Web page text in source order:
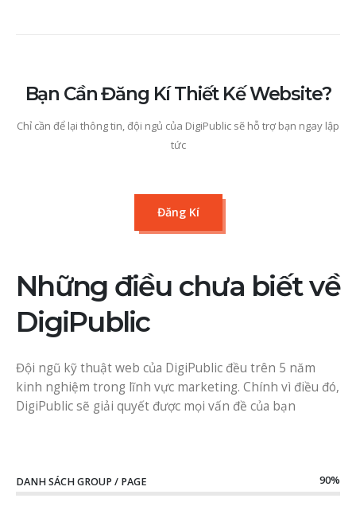
Bạn Cần Đăng Kí Thiết Kế Website?
Chỉ cần để lại thông tin, đội ngủ của DigiPublic sẽ hỗ trợ bạn ngay lập
tức
Đăng Kí
Những điều chưa biết về
DigiPublic
Đội ngũ kỹ thuật web của DigiPublic đều trên 5 năm
kinh nghiệm trong lĩnh vực marketing. Chính vì điều đó,
DigiPublic sẽ giải quyết được mọi vấn đề của bạn
DANH SÁCH GROUP / PAGE 90%